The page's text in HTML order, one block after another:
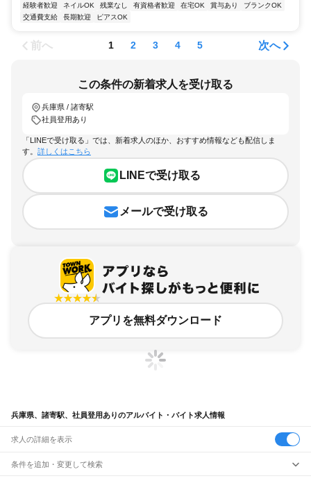
経験者歓迎
ネイルOK 残業なし 有資格者歓迎 在宅OK 賞与あり
ブランクOK
交通費支給
長期歓迎 ピアスOK
前へ 1 2 3 4 5 次へ
この条件の新着求人を受け取る
兵庫県 / 諸寄駅
社員登用あり
「LINEで受け取る」では、新着求人のほか、おすすめ情報なども配信しま
す。 詳しくはこちら
LINEで受け取る
メールで受け取る
アプリを無料ダウンロード
兵庫県、諸寄駅、社員登用ありのアルバイト・バイト求人情報
求人の詳細を表示
条件を追加・変更して検索